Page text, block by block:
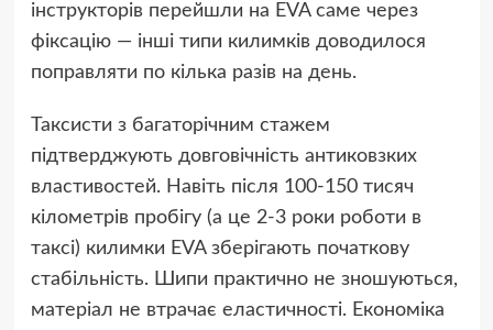
інструкторів перейшли на EVA саме через
фіксацію — інші типи килимків доводилося
поправляти по кілька разів на день.
Таксисти з багаторічним стажем
підтверджують довговічність антиковзких
властивостей. Навіть після 100-150 тисяч
кілометрів пробігу (а це 2-3 роки роботи в
таксі) килимки EVA зберігають початкову
стабільність. Шипи практично не зношуються,
матеріал не втрачає еластичності. Економіка